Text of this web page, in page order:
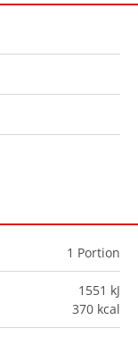
1 Portion
1551 kJ
370 kcal